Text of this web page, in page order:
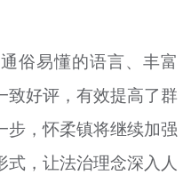
俗易懂的语言、丰富
致好评，有效提高了群
步，怀柔镇将继续加强
，让法治理念深入人